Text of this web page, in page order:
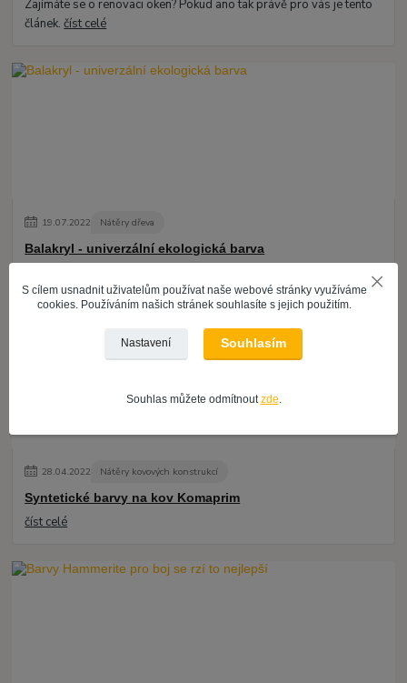
Zajímáte se o renovaci oken? Pokud ano tak právě pro vás je tento
článek.číst celé
19.07.2022 Nátěry dřeva
Balakryl - univerzální ekologická barva
28.04.2022 Nátěry kovových konstrukcí
Syntetické barvy na kov Komaprim
číst celé
S cílem usnadnit uživatelům používat naše webové stránky využíváme
cookies. Používáním našich stránek souhlasíte s jejich použitím.
Nastavení Souhlasím
Souhlas můžete odmítnoutzde.